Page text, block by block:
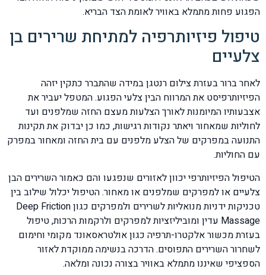
הפגוע פחות מתמלא באוויר לאומת הצד הבריא.
טיפול פיזיותרפיה למתיחת שרירים בן
צלעיים
לאחר ברור בעזרת צילום רנטגן במידה שהתברר כתקין יזהה
הפיזיותרפיסט את המרווח הבין צלעי הפגוע. המטפל יעביר את
אצבעותיו המיומנות לאורך הצלעות מעצם החזה שמלפנים ועד
לחוליות שמאחור ויאתר נקודות רגישות, כמו כן יבדוק את תקינות
התנועה במפרקים של הצלע מלפנים עם בית החזה ומאחור במפרק
עם החוליות.
הטיפול הפיזיותרפי יכוון לאזורים שנפגעו והם כאמור השרירים הבן
צלעיים או למפרקים שמלפנים או מאחור. הטיפול יכלול שילוב בין
טכניקות ידניות מנואליות לשרירים ולמפרקים כגון Deep Friction
Massage עדין ומוביליזציות למפרקים ולרקמות הרכות, טיפול
בעזרת מכשור אלקטרו-תרפיה כגון אולטראסאונד מקומי וחימום
לשחרור השרירים התפוסים. הדרכה בנשימה ממוקדת לאזור
הספציפי שאיננו מתמלא באוויר בצורה נכונה ומלאה.